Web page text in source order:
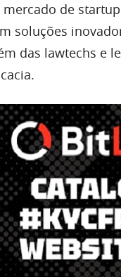
de
soluções
das lawtechs e